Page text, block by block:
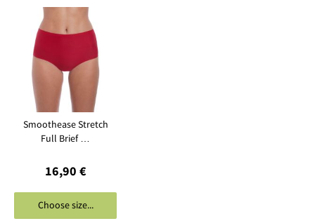
Smoothease Stretch
Full Brief …
16,90 €
Choose size...